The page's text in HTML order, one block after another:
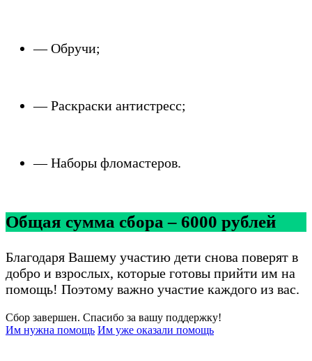
— Обручи;
— Раскраски антистресс;
— Наборы фломастеров.
Общая сумма сбора – 6000 рублей
Благодаря Вашему участию дети снова поверят в
добро и взрослых, которые готовы прийти им на
помощь! Поэтому важно участие каждого из вас.
Сбор завершен. Спасибо за вашу поддержку!
Им нужна помощь Им уже оказали помощь